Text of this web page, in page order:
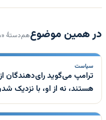
در همین موضوعهم‌دستهٔ
سیاست
ترامپ می‌گوید رای‌دهندگان
هستند، نه از او، با نزدیک